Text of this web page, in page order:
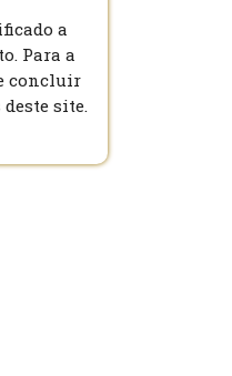
a
Para a
concluir
site.